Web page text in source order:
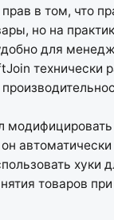
прав в том, что
но на
для
технически
модифицировать
автоматически
хуки
товаров